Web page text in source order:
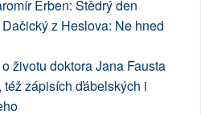
Erben: Štědrý den
z Heslova: Ne hned
životu doktora Jana Fausta
zápisích ďábelských i